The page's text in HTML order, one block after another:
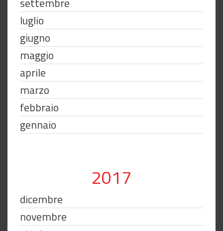
luglio
giugno
maggio
aprile
marzo
febbraio
gennaio
2017
dicembre
novembre